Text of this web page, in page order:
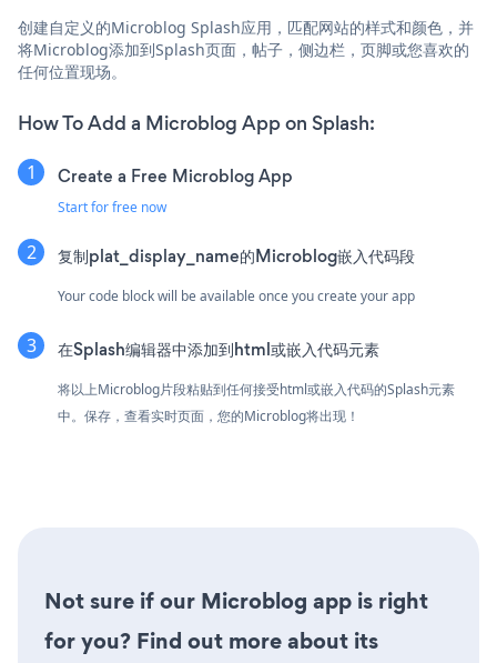
创建自定义的Microblog Splash应用，匹配网站的样式和颜色，并
将Microblog添加到Splash页面，帖子，侧边栏，页脚或您喜欢的
任何位置现场。
How To Add a Microblog App on Splash:
Create a Free Microblog App
Start for free now
复制plat_display_name的Microblog嵌入代码段
Your code block will be available once you create your app
在Splash编辑器中添加到html或嵌入代码元素
将以上Microblog片段粘贴到任何接受html或嵌入代码的Splash元素
中。保存，查看实时页面，您的Microblog将出现！
Not sure if our Microblog app is right
for you? Find out more about its